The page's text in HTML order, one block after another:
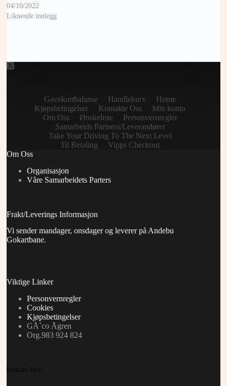
04/10/2022
Liknende innlegg
Gavekortbalanse Handlekurv
Home
Kjøpsbetingelser
Kontakte Oss
Min konto
Om Oss
Ønskeliste
Personvernregler
Samarbeids Partners/Leverandører
Take Your Driving To The Next Level
Til Betaling
Vipps Checkout
Om Oss
Organisasjon
Våre Samarbeidets Parters
Frakt/Leverings Informasjon
Vi sender mandager, onsdager og leverer på Andebu
Gokartbane.
Viktige Linker
Personvernregler
Cookies
Kjøpsbetingelser
GÅ`co Ågren
Org.983 924 824
kontakt Info